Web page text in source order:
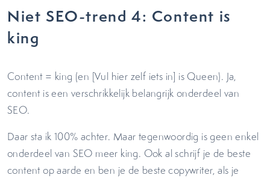
Niet SEO-trend 4: Content is
king
Content = king (en [Vul hier zelf iets in] is Queen). Ja,
content is een verschrikkelijk belangrijk onderdeel van
SEO.
Daar sta ik 100% achter. Maar tegenwoordig is geen enkel
onderdeel van SEO meer king. Ook al schrijf je de beste
content op aarde en ben je de beste copywriter, als je